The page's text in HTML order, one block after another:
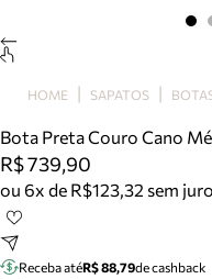
Bolsa
Tamanco
Tênis
Mule
Tire dúvidas sobre
HOME SAPATOS
Bota Preta Couro Cano
R$ 739,90
ou 6x de R$123,32 sem
Receba atéR$ 88,79de cashback